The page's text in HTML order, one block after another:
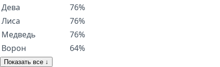
Дева
76%
Лиса
76%
Медведь
76%
Ворон
64%
Показать все ↓